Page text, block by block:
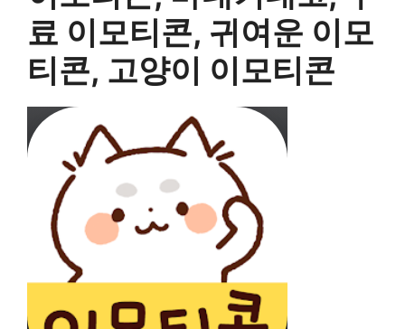
료 이모티콘, 귀여운 이모
티콘, 고양이 이모티콘